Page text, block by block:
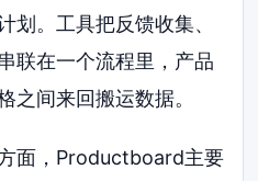
划。工具把反馈收集、
联在一个流程里，产品
之间来回搬运数据。
面，Productboard主要